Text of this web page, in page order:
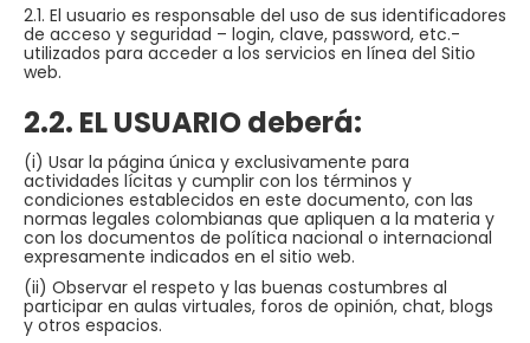
2.1. El usuario es responsable del uso de sus identificadores
de acceso y seguridad – login, clave, password, etc.-
utilizados para acceder a los servicios en línea del Sitio
web.
2.2. EL USUARIO deberá:
(i) Usar la página única y exclusivamente para
actividades lícitas y cumplir con los términos y
condiciones establecidos en este documento, con las
normas legales colombianas que apliquen a la materia y
con los documentos de política nacional o internacional
expresamente indicados en el sitio web.
(ii) Observar el respeto y las buenas costumbres al
participar en aulas virtuales, foros de opinión, chat, blogs
y otros espacios.